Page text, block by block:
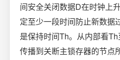
间安全关闭数据D在时钟上
定至少一段时间防止新数据
是保持时间Th。从内部看
传播到关断主锁存器的节点